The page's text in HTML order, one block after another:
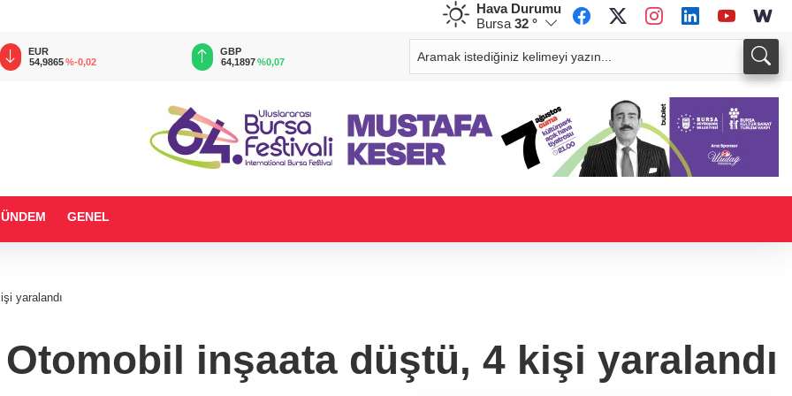
Hava Durumu
Bursa 32 °
EUR
54,9865%-0,02
GBP
64,1897 %0,07
CHF
58,6862%0,21
34,0236
GENEL
yaralandı
inşaata düştü, 4 kişi yaralandı